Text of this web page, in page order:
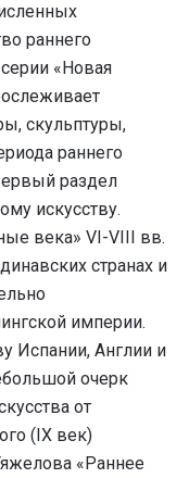
раннего
«Новая
скульптуры,
раннего
раздел
искусству.
века» VI-VIII вв.
странах и
империи.
Испании, Англии и
очерк
от
(IX век)
«Раннее